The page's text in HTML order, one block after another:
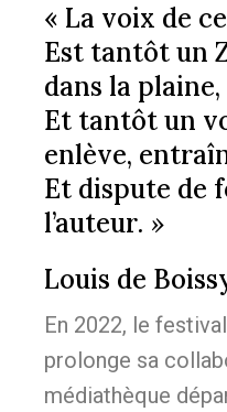
« La voix de
Est tantôt un
dans la plaine,
Et tantôt un
enlève,
Et dispute de
l’auteur. »
Louis de
En 2022, le
prolonge sa
médiathèque